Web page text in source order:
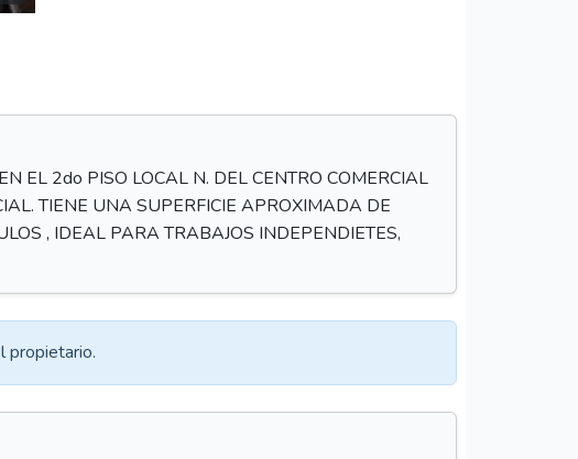
EL 2do PISO LOCAL N. DEL CENTRO COMERCIAL
TIENE UNA SUPERFICIE APROXIMADA DE
, IDEAL PARA TRABAJOS INDEPENDIETES,
propietario.